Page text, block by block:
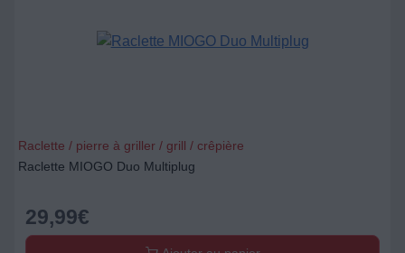
Raclette / pierre à griller / grill / crêpière
Raclette MIOGO Duo Multiplug
29,99€